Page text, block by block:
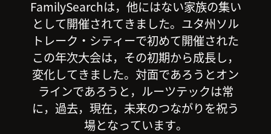
FamilySearchは，他にはない家族の集い
として開催されてきました。ユタ州ソル
トレーク・シティーで初めて開催された
この年次大会は，その初期から成長し，
変化してきました。対面であろうとオン
ラインであろうと，ルーツテックは常
に，過去，現在，未来のつながりを祝う
場となっています。